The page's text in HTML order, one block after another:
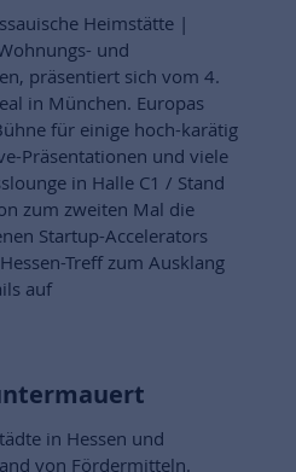
Heimstätte |
und
präsentiert sich vom 4.
in München. Europas
für einige hoch-karätig
Präsentationen und viele
in Halle C1 / Stand
zum zweiten Mal die
Startup-Accelerators
Treff zum Ausklang
auf
in Hessen und
von Fördermitteln.